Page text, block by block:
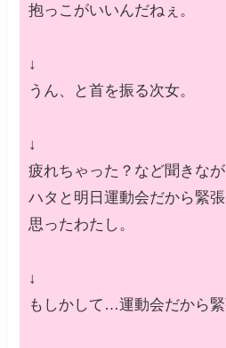
抱っこがいいんだねぇ。
↓
うん、と首を振る次女。
↓
疲れちゃった？など聞きなが
ハタと明日運動会だから緊
思ったわたし。
↓
もしかして…運動会だから緊